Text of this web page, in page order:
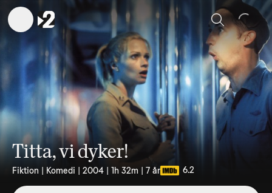
Sök
Titta, vi dyker!
Fiktion | Komedi | 2004 | 1h 32m | 7 år 6.2